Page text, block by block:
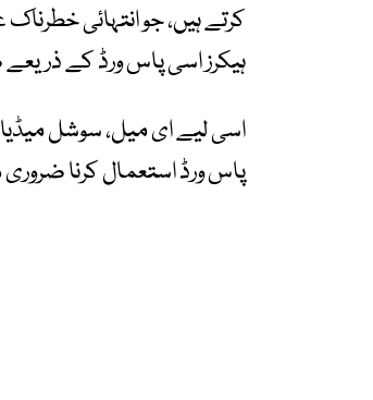
کرتے ہیں، جو انتہائی
ہیکرز اسی پاس ورڈ کے
اسی لیے ای میل، سوشل
پاس ورڈ استعمال کرنا